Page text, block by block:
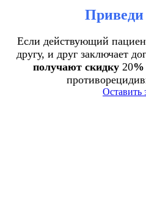
Приведи
Если действующий
другу, и друг заключает
получают скидку 20%
Оставить